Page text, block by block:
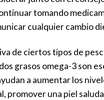
tomando
cualquier cambio
de ciertos tipos de
grasos omega-3 son
a aumentar los
una piel